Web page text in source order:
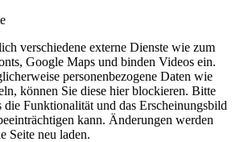
verschiedene externe Dienste wie zum
Google Maps und binden Videos ein.
personenbezogene Daten wie
können Sie diese hier blockieren. Bitte
die Funktionalität und das Erscheinungsbild
kann. Änderungen werden
Seite neu laden.